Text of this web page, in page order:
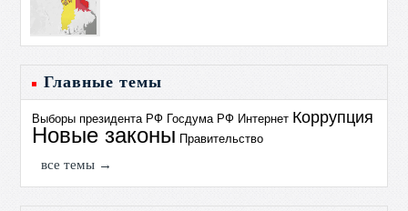
Главные темы
Выборы президента РФ Госдума РФ Интернет Коррупция
Новые законы Правительство
все темы →